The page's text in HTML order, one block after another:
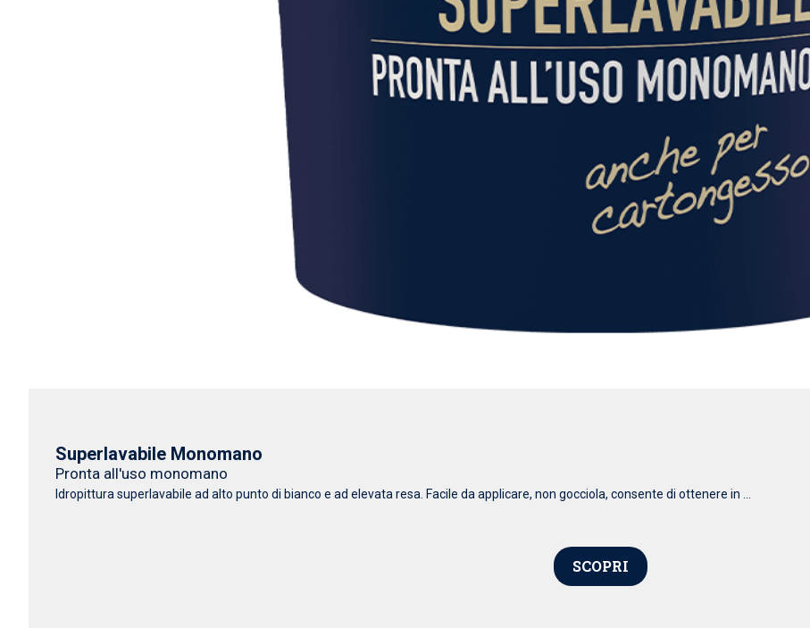
Superlavabile Monomano
Pronta all'uso monomano
Idropittura superlavabile ad alto punto di bianco e ad elevata resa. Facile da applicare, non gocciola, consente di ottenere in ...
SCOPRI